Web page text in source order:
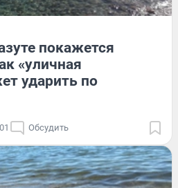
покажется
«уличная
ударить по
Обсудить